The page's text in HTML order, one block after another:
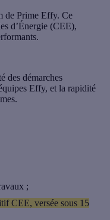
de Prime Effy. Ce
d’Énergie (CEE),
des démarches
Effy, et la rapidité
;
CEE, versée sous 15